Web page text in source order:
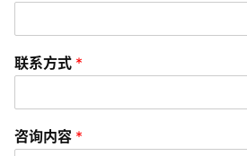
络
联系方式 *
咨询内容 *